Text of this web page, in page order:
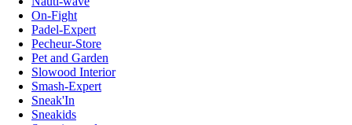
On-Fight
Padel-Expert
Pecheur-Store
Pet and Garden
Slowood Interior
Smash-Expert
Sneak'In
Sneakids